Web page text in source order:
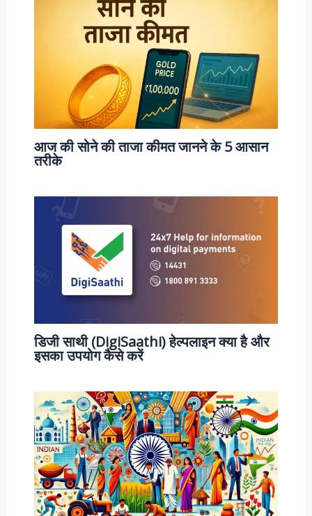
आज की सोने की ताजा कीमत जानने के 5 आसान
तरीके
डिजी साथी (DigiSaathi) हेल्पलाइन क्या है और
इसका उपयोग कैसे करें